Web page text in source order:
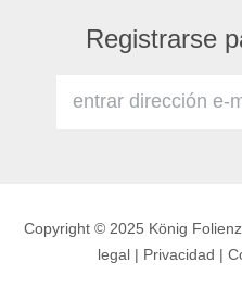
Registrarse
Copyright © 2025 König
legal
Privacidad